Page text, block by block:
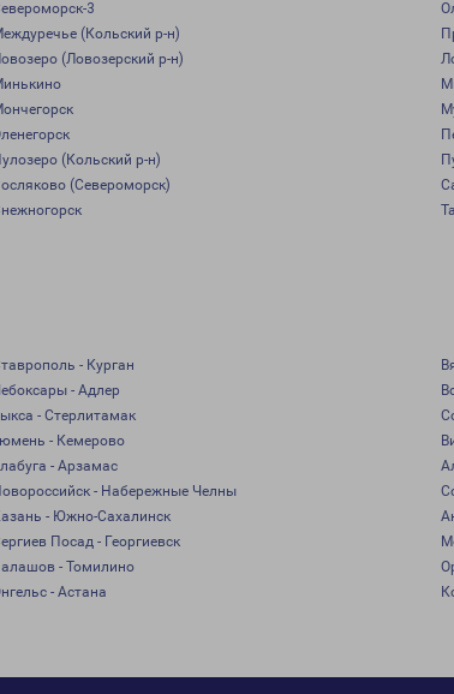
3
(Кольский р-н)
(Ловозерский р-н)
(Кольский р-н)
(Североморск)
- Курган
- Адлер
- Стерлитамак
- Кемерово
- Арзамас
- Набережные Челны
- Южно-Сахалинск
Посад - Георгиевск
- Томилино
- Астана